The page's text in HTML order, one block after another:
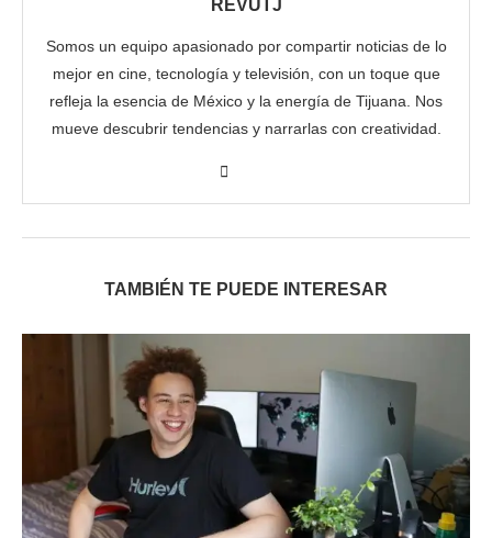
REVUTJ
Somos un equipo apasionado por compartir noticias de lo
mejor en cine, tecnología y televisión, con un toque que
refleja la esencia de México y la energía de Tijuana. Nos
mueve descubrir tendencias y narrarlas con creatividad.
TAMBIÉN TE PUEDE INTERESAR